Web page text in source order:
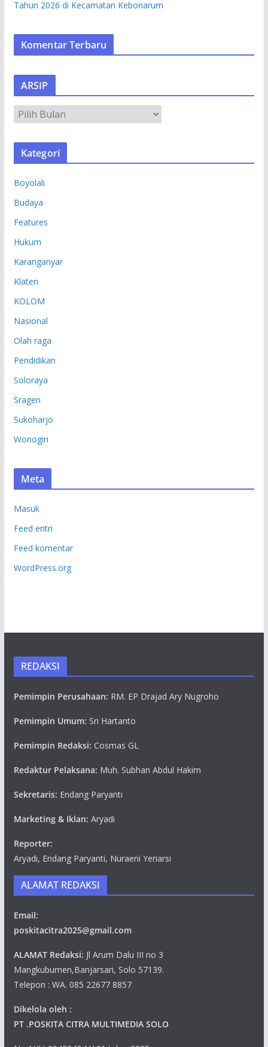
Tahun 2026 di Kecamatan Kebonarum
Komentar Terbaru
ARSIP
R
S
Kategori
Boyolali
Budaya
Features
Hukum
Karanganyar
Klaten
KOLOM
Nasional
Olah raga
Pendidikan
Soloraya
Sragen
Sukoharjo
Wonogiri
Meta
Masuk
Feed entri
Feed komentar
WordPress.org
REDAKSI
Pemimpin Perusahaan: RM. EP Drajad Ary Nugroho
Pemimpin Umum: Sri Hartanto
Pemimpin Redaksi: Cosmas GL
Redaktur Pelaksana: Muh. Subhan Abdul Hakim
Sekretaris: Endang Paryanti
Marketing & Iklan: Aryadi
Reporter:
Aryadi, Endang Paryanti, Nuraeni Yeriarsi
ALAMAT REDAKSI
Email:
poskitacitra2025@gmail.com
ALAMAT Redaksi: Jl Arum Dalu III no 3
Mangkubumen,Banjarsari, Solo 57139.
Telepon : WA. 085 22677 8857
Dikelola oleh :
PT .POSKITA CITRA MULTIMEDIA SOLO